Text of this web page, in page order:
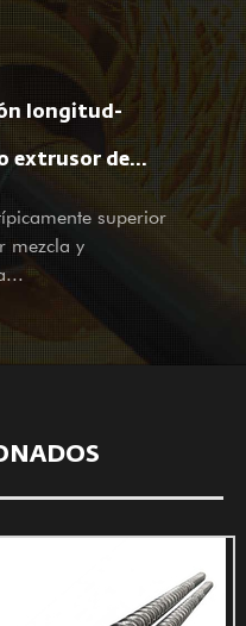
(PTA). Además de
para empresas de
también somos un
OEM, asistencia
servicios de diseño para
el país. No importa si es
con productos y
a su visita y
y sinceros.
longitud-
extrusor de
del
de la
superior
mezcla y